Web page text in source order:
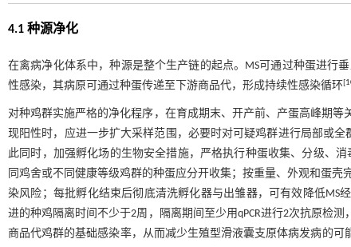
4.1 种源净化
在禽病净化体系中，种源是整个生产链的起点。MS可通过种蛋进行
性感染，其病原可通过种蛋传递至下游商品代，形成持续性感染循环[
对种鸡群实施严格的净化程序，在育成期末、开产前、产蛋高峰期
现阳性时，应进一步扩大采样范围，必要时对可疑鸡群进行局部或全
此同时，加强孵化场的生物安全措施，严格执行种蛋收集、分级、
同鸡舍或不同健康等级鸡群的种蛋应分开收集；按重量、外观和蛋
染风险；每批孵化结束后彻底清洗孵化器与出雏器，可有效降低MS
进的种鸡隔离时间不少于2周，隔离期间至少用qPCR进行2次抗原检
商品代鸡群的基础感染率，从而减少生殖型滑液囊支原体病发病的